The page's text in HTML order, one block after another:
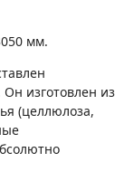
мм.
изготовлен из
(целлюлоза,